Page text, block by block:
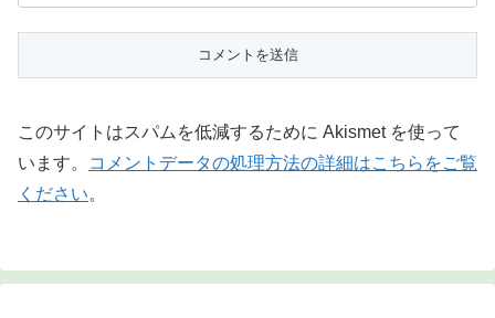
このサイトはスパムを低減するために Akismet を使って
います。
コメントデータの処理方法の詳細はこちらをご覧
ください。